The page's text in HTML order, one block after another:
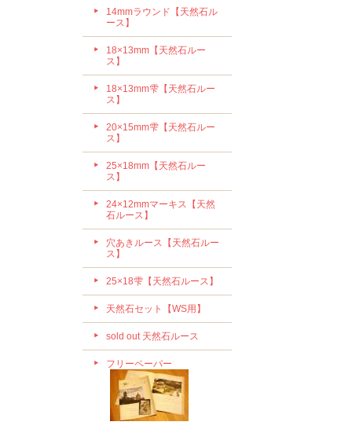
14mmラウンド【天然石ル
ース】
18×13mm【天然石ルー
ス】
18×13mm雫【天然石ルー
ス】
20×15mm雫【天然石ルー
ス】
25×18mm【天然石ルー
ス】
24×12mmマーキス【天然
石ルース】
穴あきルース【天然石ルー
ス】
25×18雫【天然石ルース】
天然石セット【WS用】
sold out 天然石ルース
フリーペーパー